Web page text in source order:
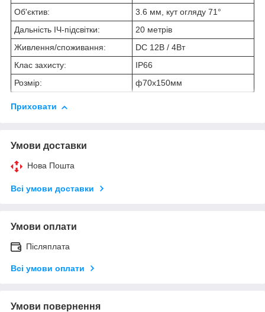
Об'єктив:
3.6 мм, кут огляду 71°
Дальність ІЧ-підсвітки:
20 метрів
Живлення/споживання:
DC 12В / 4Вт
Клас захисту:
IP66
Розмір:
ф70х150мм
Приховати
Умови доставки
Нова Пошта
Всі умови доставки
Умови оплати
Післяплата
Всі умови оплати
Умови повернення